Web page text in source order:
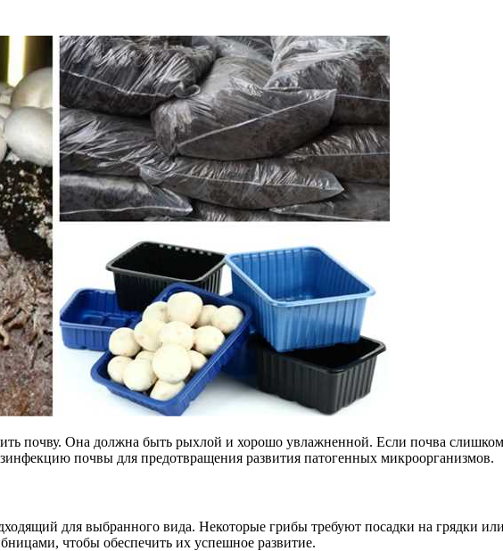
почву. Она должна быть рыхлой и хорошо увлажненной. Если почва
почвы для предотвращения развития патогенных микроорганизмов.
для выбранного вида. Некоторые грибы требуют посадки на грядки
чтобы обеспечить их успешное развитие.